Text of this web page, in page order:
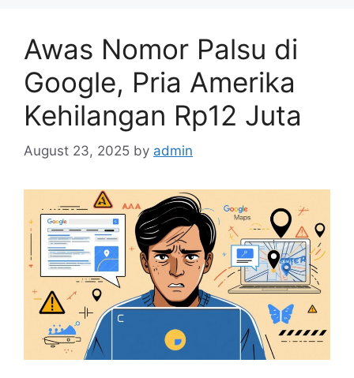
Awas Nomor Palsu di
Google, Pria Amerika
Kehilangan Rp12 Juta
August 23, 2025 by admin